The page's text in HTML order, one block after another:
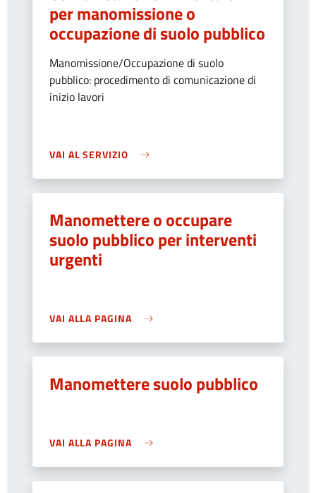
per manomissione o
occupazione di suolo pubblico
Manomissione/Occupazione di suolo
pubblico: procedimento di comunicazione di
inizio lavori
VAI AL SERVIZIO
Manomettere o occupare
suolo pubblico per interventi
urgenti
VAI ALLA PAGINA
Manomettere suolo pubblico
VAI ALLA PAGINA